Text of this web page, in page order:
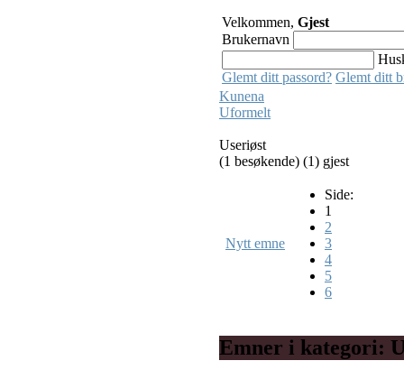
Velkommen, Gjest
Brukernavn
Glemt ditt passord? Glemt ditt
Kunena
Uformelt
Useriøst
(1 besøkende) (1) gjest
Nytt emne
Side:
1
2
3
4
5
6
Emner i kategori: